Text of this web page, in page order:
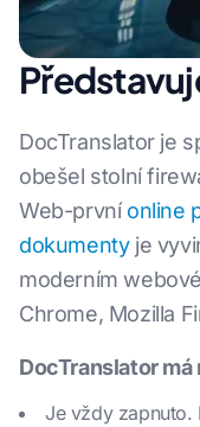
DocTranslator je
obešel stolní
Web-prvníonline
dokumentyje
moderním
Chrome, Mozilla
DocTranslator
Je vždy zapnuto.